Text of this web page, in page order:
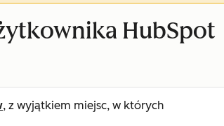
HubSpot
, z wyjątkiem miejsc, w których